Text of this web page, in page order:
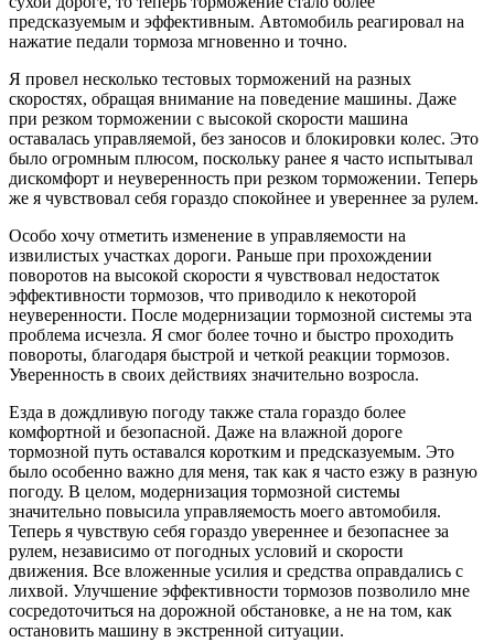
предсказуемым и эффективным. Автомобиль реагировал на
нажатие педали тормоза мгновенно и точно.
Я провел несколько тестовых торможений на разных
скоростях, обращая внимание на поведение машины. Даже
при резком торможении с высокой скорости машина
оставалась управляемой, без заносов и блокировки колес. Это
было огромным плюсом, поскольку ранее я часто испытывал
дискомфорт и неуверенность при резком торможении. Теперь
же я чувствовал себя гораздо спокойнее и увереннее за рулем.
Особо хочу отметить изменение в управляемости на
извилистых участках дороги. Раньше при прохождении
поворотов на высокой скорости я чувствовал недостаток
эффективности тормозов, что приводило к некоторой
неуверенности. После модернизации тормозной системы эта
проблема исчезла. Я смог более точно и быстро проходить
повороты, благодаря быстрой и четкой реакции тормозов.
Уверенность в своих действиях значительно возросла.
Езда в дождливую погоду также стала гораздо более
комфортной и безопасной. Даже на влажной дороге
тормозной путь оставался коротким и предсказуемым. Это
было особенно важно для меня, так как я часто езжу в разную
погоду. В целом, модернизация тормозной системы
значительно повысила управляемость моего автомобиля.
Теперь я чувствую себя гораздо увереннее и безопаснее за
рулем, независимо от погодных условий и скорости
движения. Все вложенные усилия и средства оправдались с
лихвой. Улучшение эффективности тормозов позволило мне
сосредоточиться на дорожной обстановке, а не на том, как
остановить машину в экстренной ситуации.